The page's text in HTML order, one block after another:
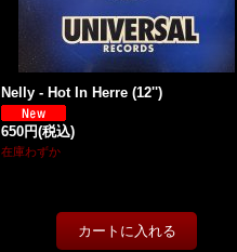
Nelly - Hot In Herre (12'')
650円(税込)
在庫わずか